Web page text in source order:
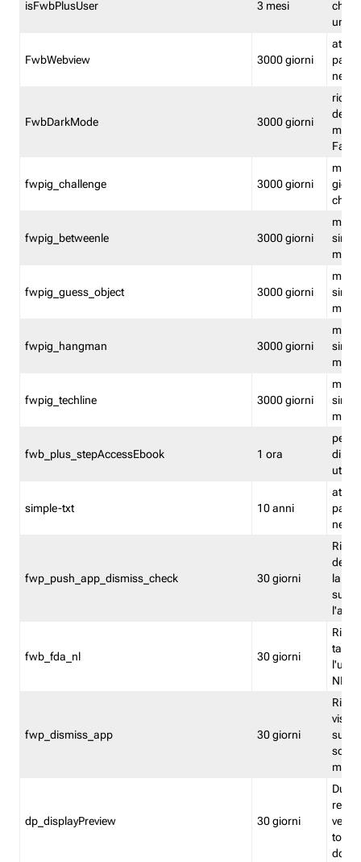
isFwbPlusUser 3 mesi
che
una
FwbWebview 3000 giorni
attiva
FwbDarkMode 3000 giorni
fwpig_challenge 3000 giorni
fwpig_betweenle 3000 giorni
fwpig_guess_object 3000 giorni
fwpig_hangman 3000 giorni
fwpig_techline 3000 giorni
fwb_plus_stepAccessEbook 1 ora
di un
simple-txt 10 anni
attiva
fwp_push_app_dismiss_check 30 giorni
la
fwb_fda_nl 30 giorni
NL
fwp_dismiss_app 30 giorni
visto
dp_displayPreview 30 giorni
torna
dopo